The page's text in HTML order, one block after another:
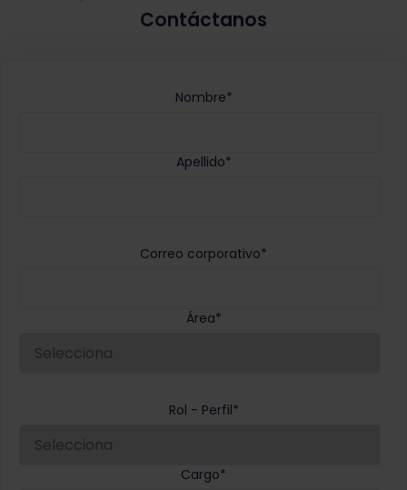
Contáctanos
Nombre*
Apellido*
Correo corporativo*
Área*
Rol - Perfil*
Cargo*